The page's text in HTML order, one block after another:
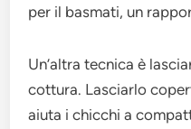
per il basmati, un
Un’altra tecnica è
cottura. Lasciarlo
aiuta i chicchi a